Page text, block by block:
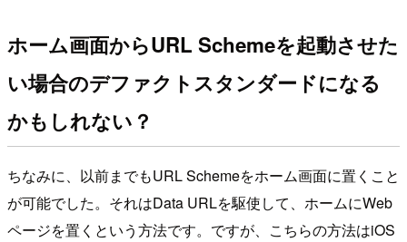
ホーム画面からURL Schemeを起動させた
い場合のデファクトスタンダードになる
かもしれない？
ちなみに、以前までもURL Schemeをホーム画面に置くこと
が可能でした。それはData URLを駆使して、ホームにWeb
ページを置くという方法です。ですが、こちらの方法はiOS